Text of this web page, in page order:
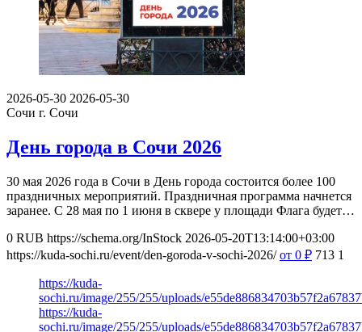
2026-05-30 2026-05-30
Сочи г. Сочи
День города в Сочи 2026
30 мая 2026 года в Сочи в День города состоится более 100
праздничных мероприятий. Праздничная программа начнется
заранее. С 28 мая по 1 июня в сквере у площади Флага будет…
0 RUB https://schema.org/InStock 2026-05-20T13:14:00+03:00
https://kuda-sochi.ru/event/den-goroda-v-sochi-2026/ от 0 ₽ 713 1
https://kuda-
sochi.ru/image/255/255/uploads/
https://kuda-
sochi.ru/image/255/255/uploads/